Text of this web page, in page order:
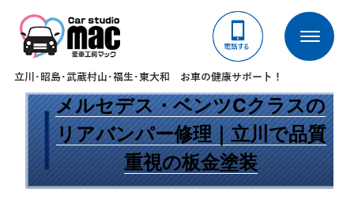
立川･昭島･武蔵村山･福生･東大和 お車の健康サポート！
鈑金
2025年11月20日
メルセデス・ベンツCクラスの
リアバンパー修理｜立川で品質
重視の板金塗装